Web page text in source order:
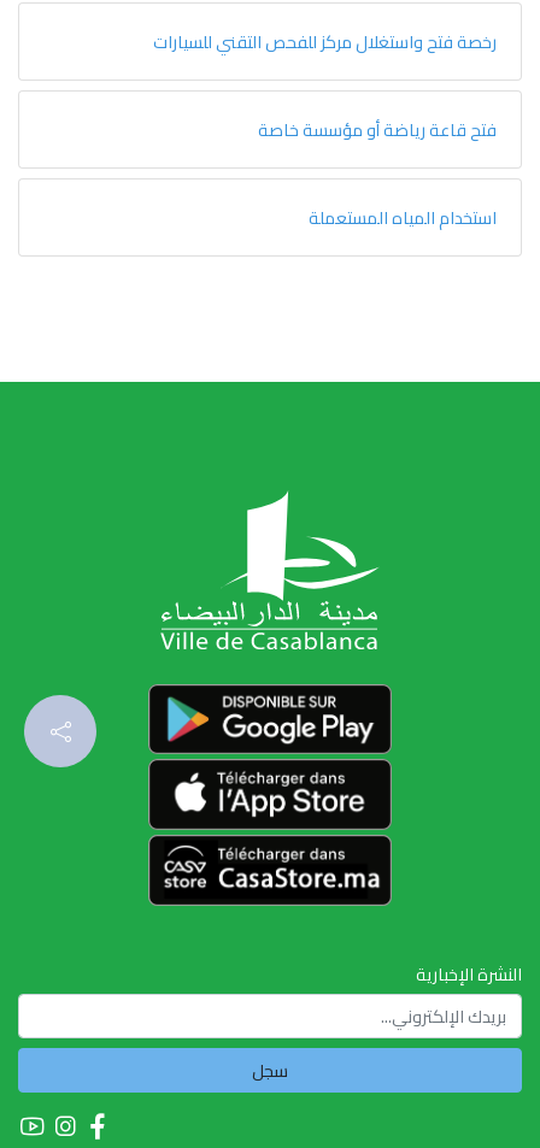
رخصة فتح واستغلال مركز للفحص التقني للسيارات
فتح قاعة رياضة أو مؤسسة خاصة
استخدام المياه المستعملة
النشرة الإخبارية
سجل